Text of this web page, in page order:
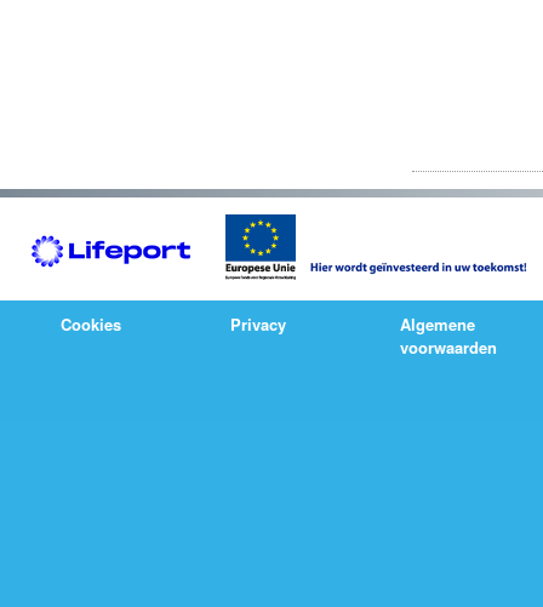
Cookies Privacy
Algemene
voorwaarden